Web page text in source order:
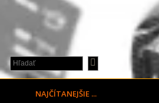
NAJČÍTANEJŠIE ...